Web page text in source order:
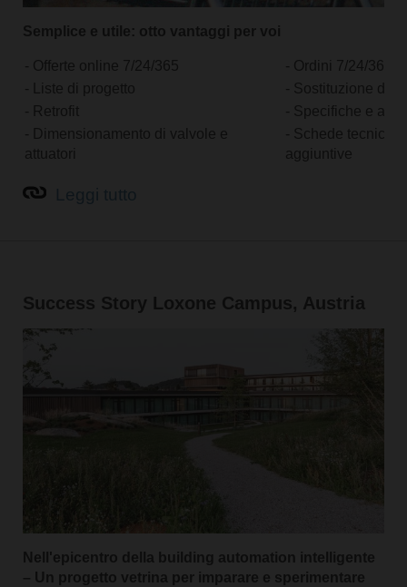
Semplice e utile: otto vantaggi per voi
- Offerte online 7/24/365
- Ordini 7/24/365
- Liste di progetto
- Sostituzione dei
- Retrofit
- Specifiche e
- Dimensionamento di valvole e
attuatori
- Schede tecniche
aggiuntive
Success Story Loxone Campus, Austria
Nell'epicentro della building automation intelligente
– Un progetto vetrina per imparare e sperimentare